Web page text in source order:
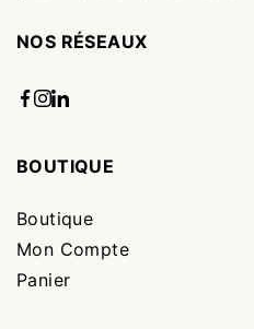
NOS RÉSEAUX
BOUTIQUE
Boutique
Mon Compte
Panier